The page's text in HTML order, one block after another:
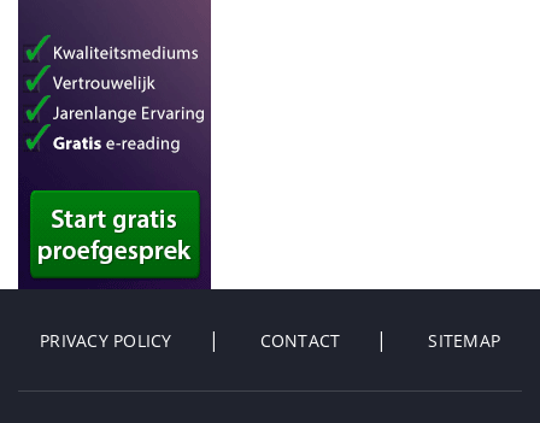
PRIVACY POLICY CONTACT SITEMAP